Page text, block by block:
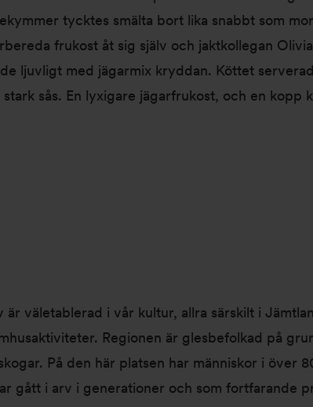
tycktes smälta bort lika snabbt som
frukost åt sig själv och jaktkollegan
ljuvligt med jägarmix kryddan. Köttet
sås. En lyxigare jägarfrukost, och en kopp
är väletablerad i vår kultur, allra särskilt i
Regionen är glesbefolkad på
På den här platsen har människor i över
gått i arv i generationer och som fortfarande